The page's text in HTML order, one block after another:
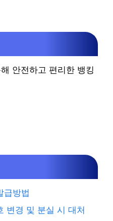
안전하고 편리한 뱅킹
급방법
변경 및 분실 시 대처